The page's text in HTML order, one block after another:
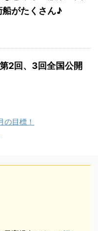
船がたくさん♪
2回、3回全国公開
目標！